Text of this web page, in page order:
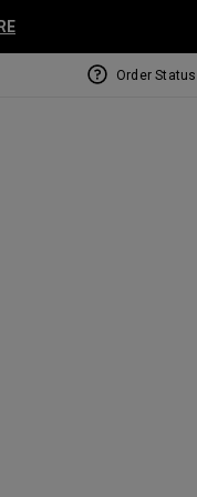
Collection
Order Status